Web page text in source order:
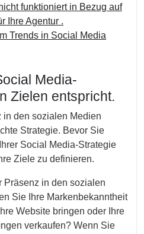
funktioniert in Bezug auf
Ihre Agentur .
Trends in Social Media
Media-
Zielen entspricht.
in den sozialen Medien
Strategie. Bevor Sie
Social Media-Strategie
Ziele zu definieren.
Präsenz in den sozialen
Sie Ihre Markenbekanntheit
Website bringen oder Ihre
verkaufen? Wenn Sie